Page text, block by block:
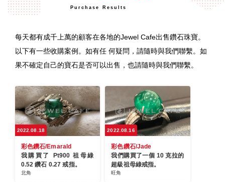
Purchase Results
每天都有成千上萬的顧客在各地的Jewel Cafe出售鑽石珠寶。
以下有一些收購案例。如有任 何疑問，請隨時與我們聯繫。如
果不確定自己的寶石是否可以出售，也請隨時與我們聯繫。
2022.08.18
彩色鑽石/Emarald
我購買了 Pt900 祖母綠
0.52 鑽石 0.27 戒指。
北角
2022.08.16
彩色鑽石/Jade
我們購買了一個 10 克拉的
超級祖母綠戒指。
旺角